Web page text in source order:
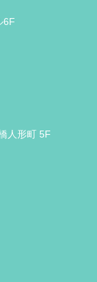
6F
人形町 5F